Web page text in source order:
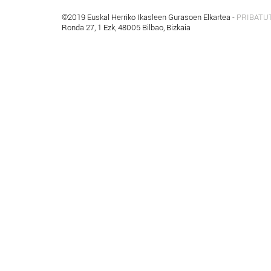
©2019 Euskal Herriko Ikasleen Gurasoen Elkartea -
Ronda 27, 1 Ezk, 48005 Bilbao, Bizkaia